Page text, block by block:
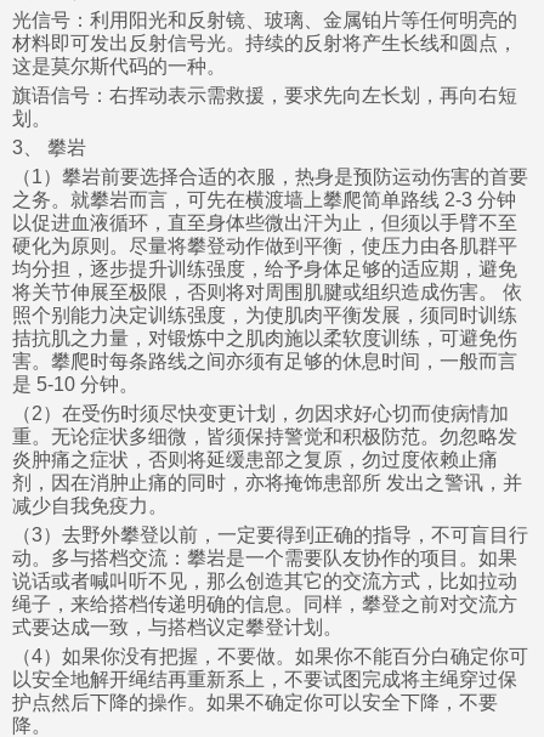
光信号：利用阳光和反射镜、玻璃、金属铂片等任何明亮的
材料即可发出反射信号光。持续的反射将产生长线和圆点，
这是莫尔斯代码的一种。
旗语信号：右挥动表示需救援，要求先向左长划，再向右短
划。
3、 攀岩
（1）攀岩前要选择合适的衣服，热身是预防运动伤害的首要
之务。就攀岩而言，可先在横渡墙上攀爬简单路线 2-3 分钟
以促进血液循环，直至身体些微出汗为止，但须以手臂不至
硬化为原则。尽量将攀登动作做到平衡，使压力由各肌群平
均分担，逐步提升训练强度，给予身体足够的适应期，避免
将关节伸展至极限，否则将对周围肌腱或组织造成伤害。 依
照个别能力决定训练强度，为使肌肉平衡发展，须同时训练
拮抗肌之力量，对锻炼中之肌肉施以柔软度训练，可避免伤
害。攀爬时每条路线之间亦须有足够的休息时间，一般而言
是 5-10 分钟。
（2）在受伤时须尽快变更计划，勿因求好心切而使病情加
重。无论症状多细微，皆须保持警觉和积极防范。勿忽略发
炎肿痛之症状，否则将延缓患部之复原，勿过度依赖止痛
剂，因在消肿止痛的同时，亦将掩饰患部所 发出之警讯，并
减少自我免疫力。
（3）去野外攀登以前，一定要得到正确的指导，不可盲目行
动。多与搭档交流：攀岩是一个需要队友协作的项目。如果
说话或者喊叫听不见，那么创造其它的交流方式，比如拉动
绳子，来给搭档传递明确的信息。同样，攀登之前对交流方
式要达成一致，与搭档议定攀登计划。
（4）如果你没有把握，不要做。如果你不能百分白确定你可
以安全地解开绳结再重新系上，不要试图完成将主绳穿过保
护点然后下降的操作。如果不确定你可以安全下降，不要
降。